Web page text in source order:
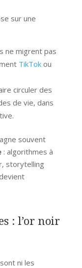
sur une
ne migrent pas
TikTokou
circuler des
de vie, dans
souvent
: algorithmes à
storytelling
: l’or noir
ni les